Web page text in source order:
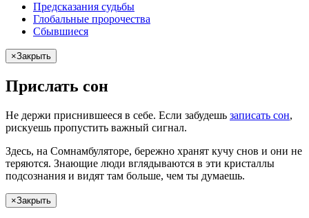
Предсказания судьбы
Глобальные пророчества
Сбывшиеся
×Закрыть
Прислать сон
Не держи приснившееся в себе. Если забудешь записать сон,
рискуешь пропустить важный сигнал.
Здесь, на Сомнамбуляторе, бережно хранят кучу снов и они не
теряются. Знающие люди вглядываются в эти кристаллы
подсознания и видят там больше, чем ты думаешь.
×Закрыть